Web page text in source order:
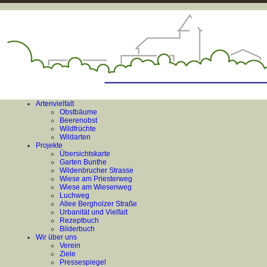
Artenvielfalt
Obstbäume
Beerenobst
Wildfrüchte
Wildarten
Projekte
Übersichtskarte
Garten Bunthe
Wildenbrucher Strasse
Wiese am Priesterweg
Wiese am Wiesenweg
Luchweg
Allee Bergholzer Straße
Urbanität und Vielfalt
Rezeptbuch
Bilderbuch
Wir über uns
Verein
Ziele
Pressespiegel